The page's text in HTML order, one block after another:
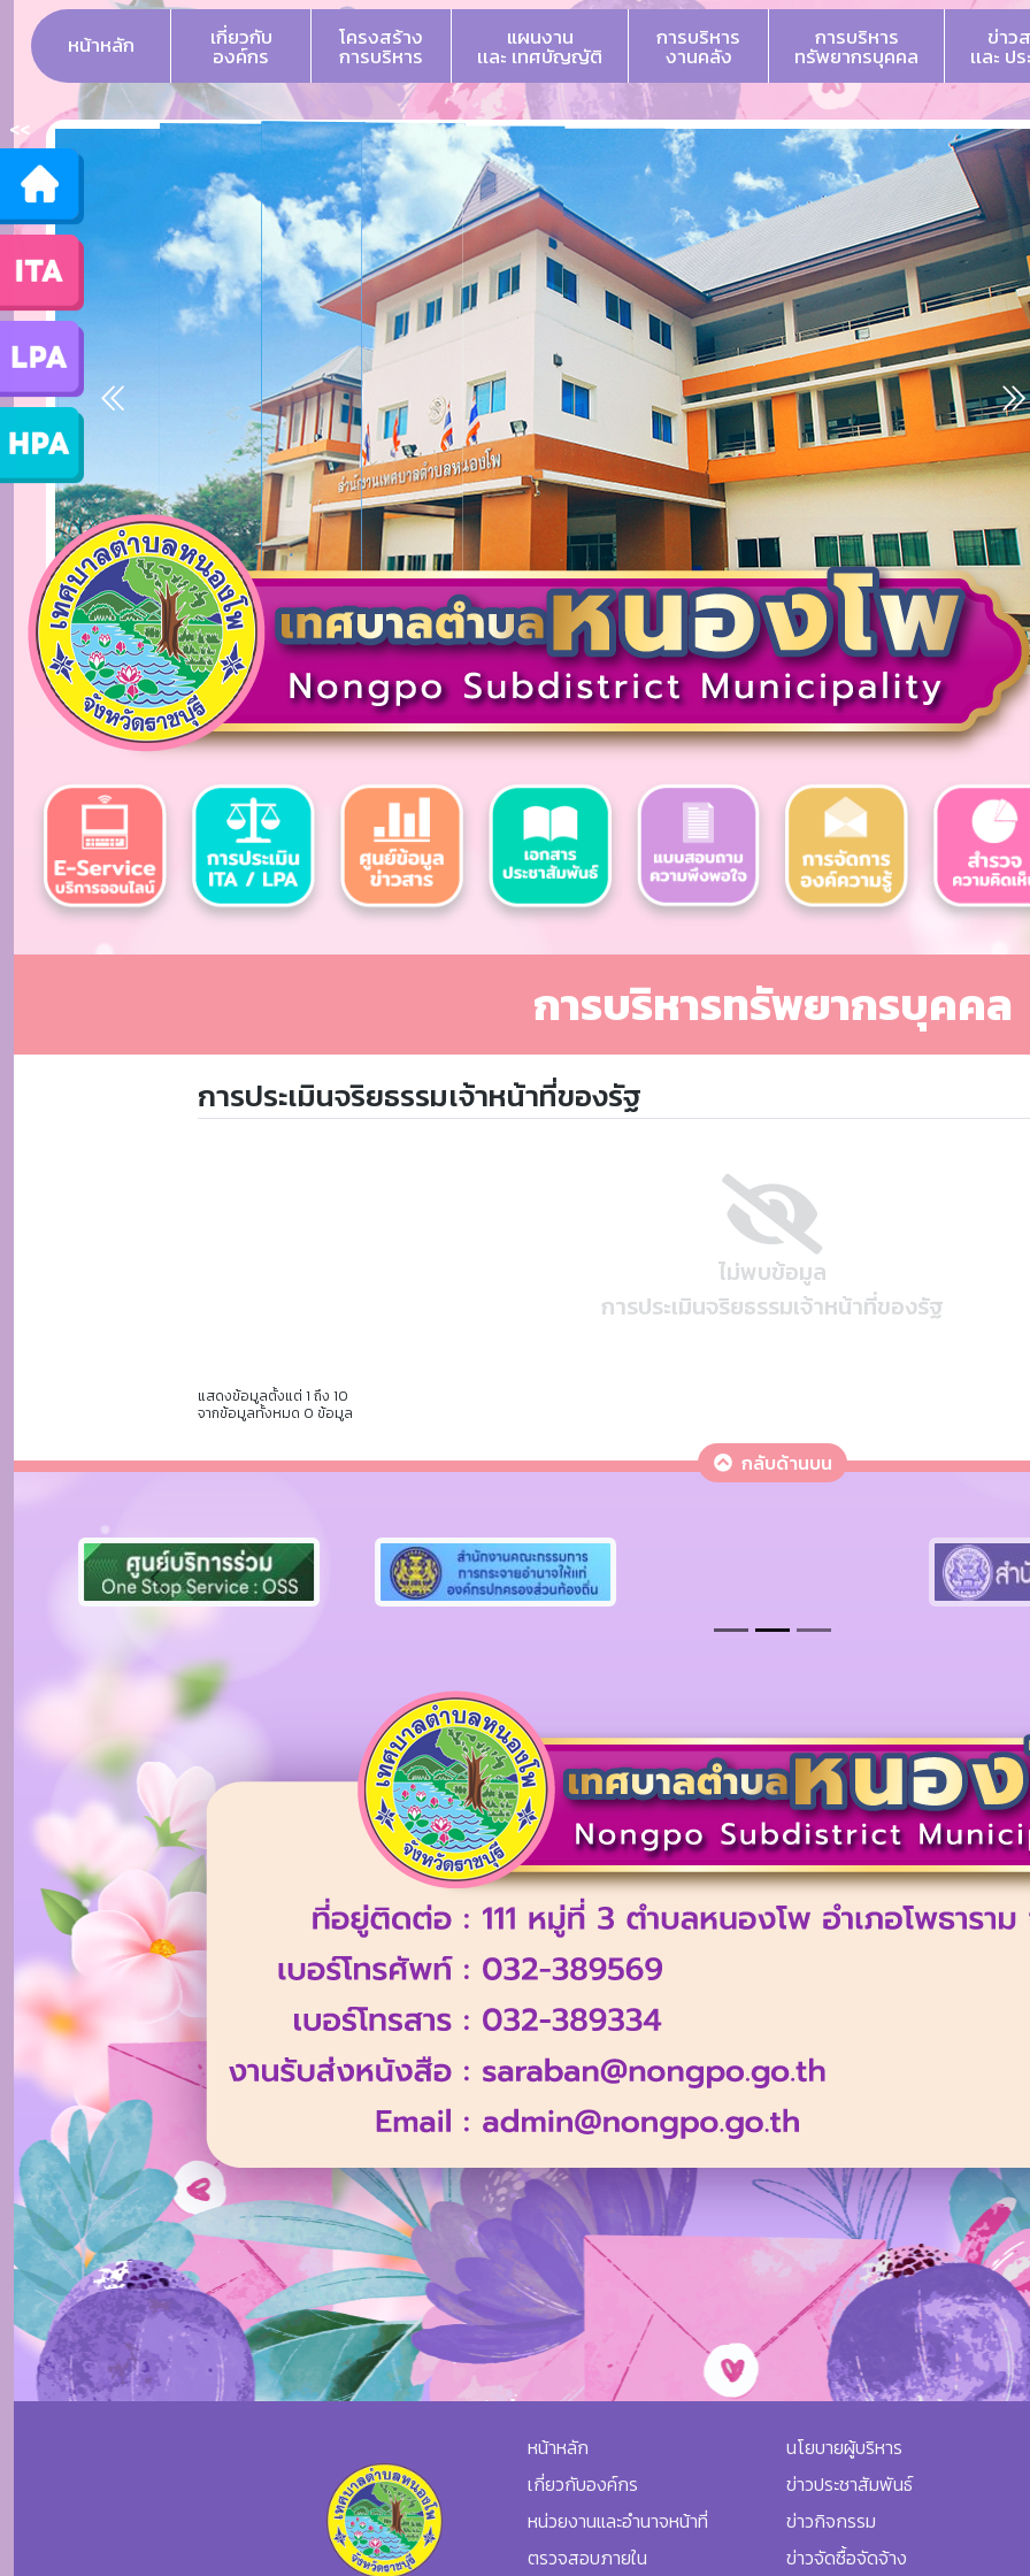
<<
หน้าหลัก เกี่ยวกับ
องค์กร
โครงสร้าง
การบริหาร
แผนงาน
เเละ เทศบัญญัติ
การบริหาร
งานคลัง
การบริหาร
ทรัพยากรบุคคล
ข่าว
เเละ ป
การบริหารทรัพยากรบุคคล
การประเมินจริยธรรมเจ้าหน้าที่ของรัฐ
ไม่พบข้อมูล
การประเมินจริยธรรมเจ้าหน้าที่ของรัฐ
แสดงข้อมูลตั้งแต่ 1 ถึง 10
จากข้อมูลทั้งหมด 0 ข้อมูล
กลับด้านบน
Previous
หน้าหลัก
เกี่ยวกับองค์กร
หน่วยงานและอำนาจหน้าที่
ตรวจสอบภายใน
นโยบายผู้บริหาร
ข่าวประชาสัมพันธ์
ข่าวกิจกรรม
ข่าวจัดซื้อจัดจ้าง